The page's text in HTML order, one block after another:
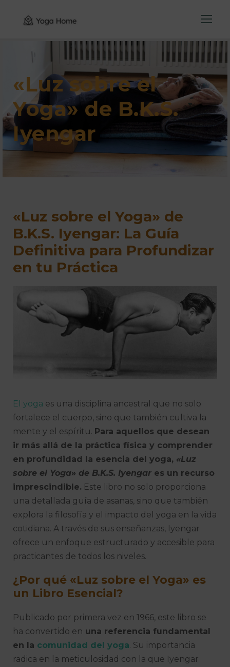
«Luz sobre el
Yoga» de B.K.S.
Iyengar
«Luz sobre el Yoga» de
B.K.S. Iyengar: La Guía
Definitiva para Profundizar
en tu Práctica
El yoga es una disciplina ancestral que no solo
fortalece el cuerpo, sino que también cultiva la
mente y el espíritu. Para aquellos que desean
ir más allá de la práctica física y comprender
en profundidad la esencia del yoga, «Luz
sobre el Yoga» de B.K.S. Iyengar es un recurso
imprescindible. Este libro no solo proporciona
una detallada guía de asanas, sino que también
explora la filosofía y el impacto del yoga en la vida
cotidiana. A través de sus enseñanzas, Iyengar
ofrece un enfoque estructurado y accesible para
practicantes de todos los niveles.
¿Por qué «Luz sobre el Yoga» es
un Libro Esencial?
Publicado por primera vez en 1966, este libro se
ha convertido en una referencia fundamental
en la comunidad del yoga. Su importancia
radica en la meticulosidad con la que Iyengar